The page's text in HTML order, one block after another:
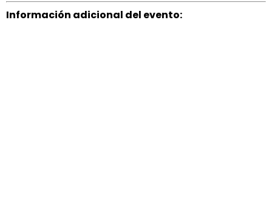
Información adicional del evento: